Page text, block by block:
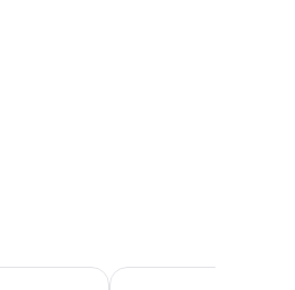
Sleepover Doha